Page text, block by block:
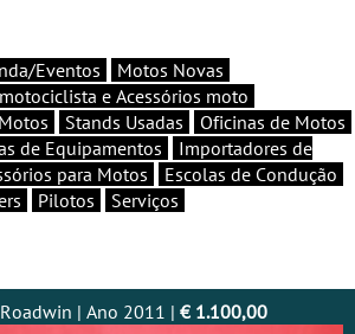
Eventos
Motos Novas
e Acessórios moto
Stands Usadas
Oficinas de Motos
de Equipamentos
Importadores de
para Motos
Escolas de Condução
Pilotos Serviços
| Ano 2011 | € 1.100,00